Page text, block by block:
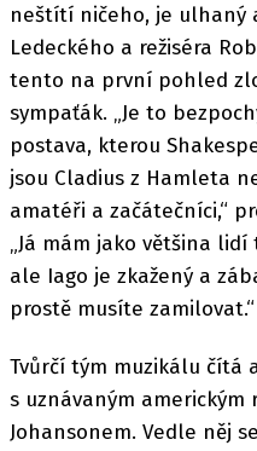
neštítí ničeho, je ulhaný
Ledeckého a režiséra
tento na první pohled
sympaťák. „Je to
postava, kterou
jsou Cladius z Hamleta
amatéři a začátečníci,“
„Já mám jako většina
ale Iago je zkažený a
prostě musíte zamilovat.“
Tvůrčí tým muzikálu čítá
s uznávaným americkým
Johansonem. Vedle něj